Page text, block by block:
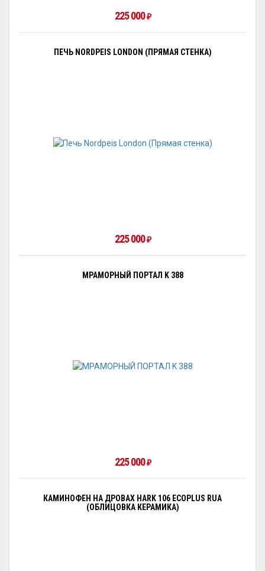
225 000 ₽
ПЕЧЬ NORDPEIS LONDON (ПРЯМАЯ СТЕНКА)
225 000 ₽
МРАМОРНЫЙ ПОРТАЛ K 388
225 000 ₽
КАМИНОФЕН НА ДРОВАХ HARK 106 ECOPLUS RUA
(ОБЛИЦОВКА КЕРАМИКА)